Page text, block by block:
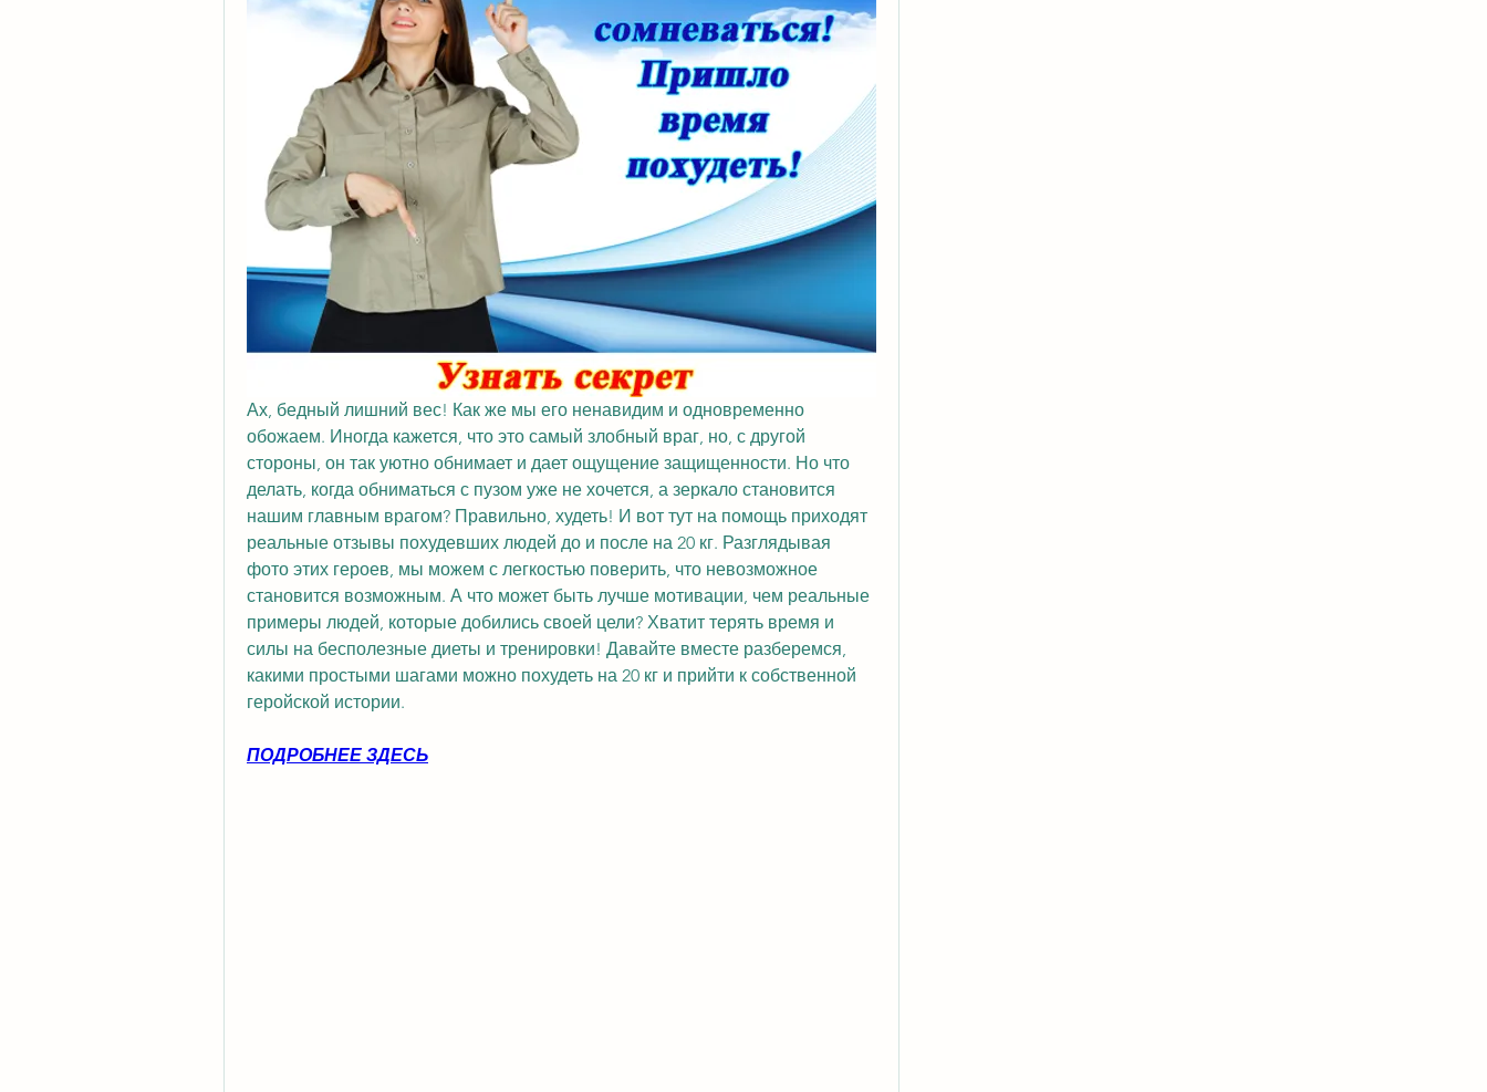
Ах, бедный лишний вес! Как же мы его ненавидим и одновременно
обожаем. Иногда кажется, что это самый злобный враг, но, с другой
стороны, он так уютно обнимает и дает ощущение защищенности. Но что
делать, когда обниматься с пузом уже не хочется, а зеркало становится
нашим главным врагом? Правильно, худеть! И вот тут на помощь приходят
реальные отзывы похудевших людей до и после на 20 кг. Разглядывая
фото этих героев, мы можем с легкостью поверить, что невозможное
становится возможным. А что может быть лучше мотивации, чем реальные
примеры людей, которые добились своей цели? Хватит терять время и
силы на бесполезные диеты и тренировки! Давайте вместе разберемся,
какими простыми шагами можно похудеть на 20 кг и прийти к собственной
геройской истории.
ПОДРОБНЕЕ ЗДЕСЬ